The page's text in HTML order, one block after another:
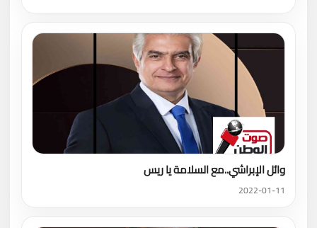
وائل الإبراشي..مع السلامة يا ريس
2022-01-11